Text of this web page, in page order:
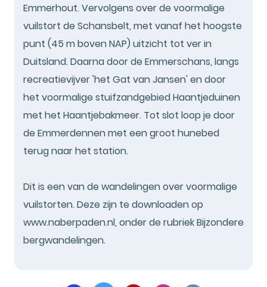
Emmerhout. Vervolgens over de voormalige
vuilstort de Schansbelt, met vanaf het hoogste
punt (45 m boven NAP) uitzicht tot ver in
Duitsland. Daarna door de Emmerschans, langs
recreatievijver 'het Gat van Jansen' en door
het voormalige stuifzandgebied Haantjeduinen
met het Haantjebakmeer. Tot slot loop je door
de Emmerdennen met een groot hunebed
terug naar het station.
Dit is een van de wandelingen over voormalige
vuilstorten. Deze zijn te downloaden op
www.naberpaden.nl, onder de rubriek Bijzondere
bergwandelingen.